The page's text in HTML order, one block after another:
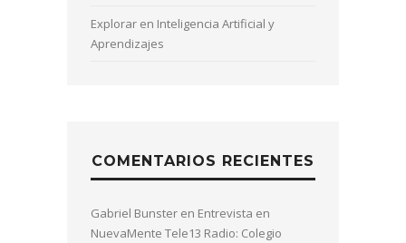
Explorar en Inteligencia Artificial y
Aprendizajes
COMENTARIOS RECIENTES
Gabriel Bunster en Entrevista en
NuevaMente Tele13 Radio: Colegio